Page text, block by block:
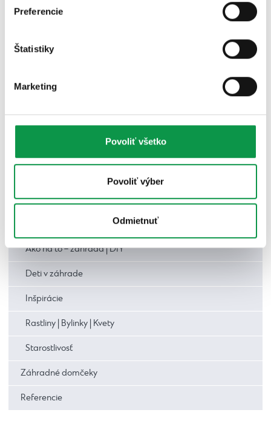
Preferencie
Štatistiky
Marketing
Povoliť všetko
Povoliť výber
Odmietnuť
Novinky
Magazíny
Prístrešky a altánky
Ako na to – záhrada | DIY
Deti v záhrade
Inšpirácie
Rastliny | Bylinky | Kvety
Starostlivosť
Záhradné domčeky
Referencie